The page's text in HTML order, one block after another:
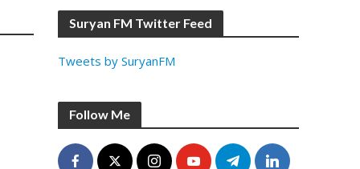
Suryan FM Twitter Feed
Tweets by SuryanFM
Follow Me